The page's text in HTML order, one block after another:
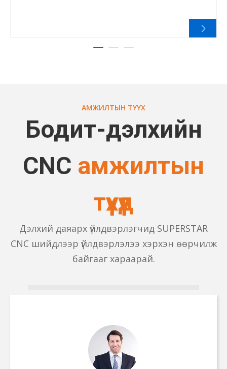
АМЖИЛТЫН ТҮҮХ
Бодит-дэлхийн
CNC амжилтын
түүхүүд
Дэлхий даяарх үйлдвэрлэгчид SUPERSTAR
CNC шийдлээр үйлдвэрлэлээ хэрхэн өөрчилж
байгааг хараарай.